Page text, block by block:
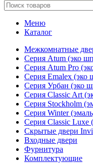
Меню
Каталог
Межкомнатные
Серия Atum (эко
Серия Atum Pro
Серия Emalex (эко
Серия Урбан (эко
Серия Classic Art
Серия Stockholm
Серия Winter
Серия Classic Luxe
Скрытые двери
Входные двери
Фурнитура
Комплектующие